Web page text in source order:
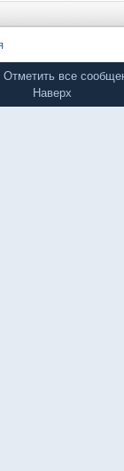
Отметить все
Наверх